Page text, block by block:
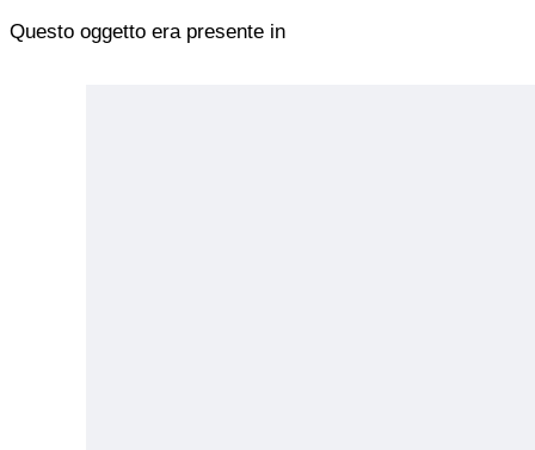
Questo oggetto era presente in